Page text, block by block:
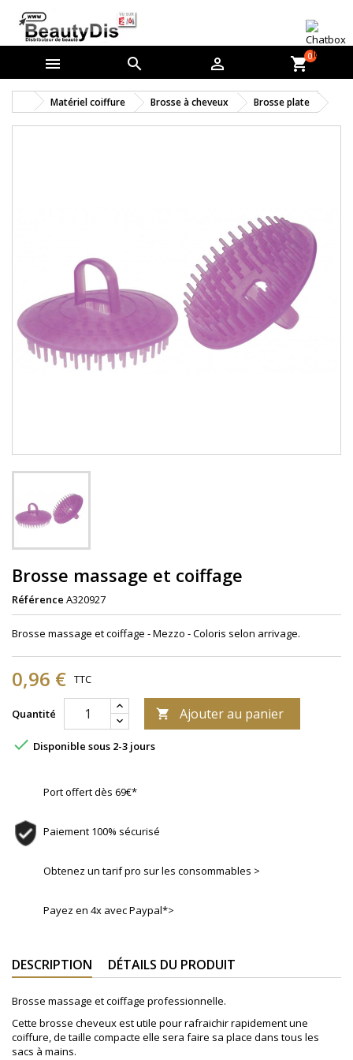
   shopping_cart0
Matériel coiffure Brosse à cheveux Brosse plate
Brosse massage et coiffage
Référence A320927
Brosse massage et coiffage - Mezzo - Coloris selon arrivage.
0,96 € TTC
Quantité  Ajouter au panier
 Disponible sous 2-3 jours
Port offert dès 69€*
Paiement 100% sécurisé
Obtenez un tarif pro sur les consommables >
Payez en 4x avec Paypal*>
DESCRIPTION DÉTAILS DU PRODUIT
Brosse massage et coiffage professionnelle.
Cette brosse cheveux est utile pour rafraichir rapidement une
coiffure, de taille compacte elle sera faire sa place dans tous les
sacs à mains.